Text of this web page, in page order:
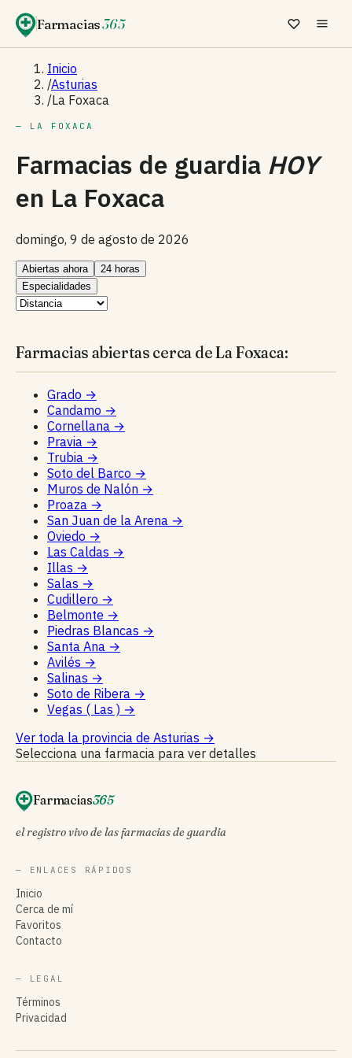
Farmacias365
Inicio
/Asturias
/La Foxaca
— LA FOXACA
Farmacias de guardia HOY
en La Foxaca
domingo, 9 de agosto de 2026
Abiertas ahora
24 horas
Especialidades
Farmacias abiertas cerca de La Foxaca:
Grado →
Candamo →
Cornellana →
Pravia →
Trubia →
Soto del Barco →
Muros de Nalón →
Proaza →
San Juan de la Arena →
Oviedo →
Las Caldas →
Illas →
Salas →
Cudillero →
Belmonte →
Piedras Blancas →
Santa Ana →
Avilés →
Salinas →
Soto de Ribera →
Vegas ( Las ) →
Ver toda la provincia de Asturias →
Selecciona una farmacia para ver detalles
Farmacias365
el registro vivo de las farmacias de guardia
— ENLACES RÁPIDOS
Inicio
Cerca de mí
Favoritos
Contacto
— LEGAL
Términos
Privacidad